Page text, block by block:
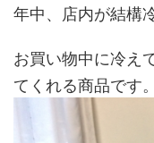
年中、店内が結構
お買い物中に冷え
てくれる商品です。